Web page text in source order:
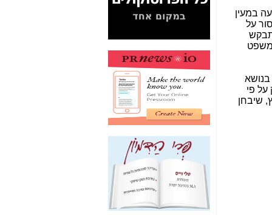
במעין
על
בנושא
על פי
שיבחן
עובדות ומסמכים
האם ביבי כשר
תקשורת עזר לקב'
בזק? -כאן
מה מקור ה-Fake
News שהביא לתפירת
תיק לביבי והעלמת
החשודים הנכונים -כאן
אחת הרגליים של "תיק
4000 התפור"
התמוטטה היום
בניצחון (כפול) של בזק
-
כאן
איך כתבות מפנקות
הפכו לפתע לטובת